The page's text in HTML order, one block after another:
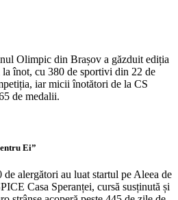
Olimpic din Brașov a găzduit ediția
înot, cu 380 de sportivi din 22 de
iar micii înotători de la CS
de medalii.
Ei”
alergători au luat startul pe Aleea de
Casa Speranței, cursă susținută și